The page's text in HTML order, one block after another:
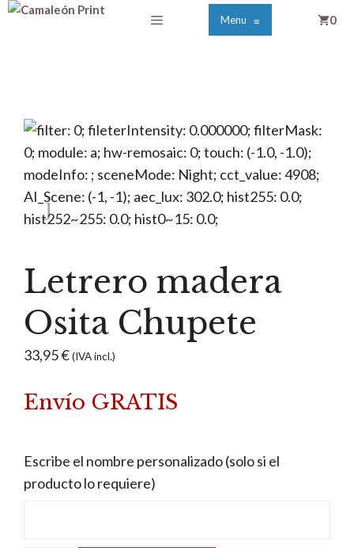
Saltar
Menú Menu ≡ 0
Letrero madera
Osita Chupete
33,95€(IVA incl.)
Envío GRATIS
Escribe el nombre personalizado (solo si el
producto lo requiere)